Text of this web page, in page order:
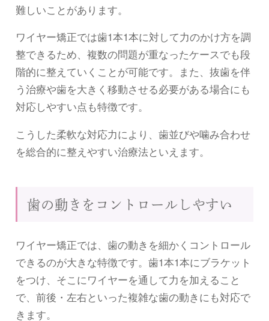
難しいことがあります。
ワイヤー矯正では歯1本1本に対して力のかけ方を調
整できるため、複数の問題が重なったケースでも段
階的に整えていくことが可能です。また、抜歯を伴
う治療や歯を大きく移動させる必要がある場合にも
対応しやすい点も特徴です。
こうした柔軟な対応力により、歯並びや噛み合わせ
を総合的に整えやすい治療法といえます。
歯の動きをコントロールしやすい
ワイヤー矯正では、歯の動きを細かくコントロール
できるのが大きな特徴です。歯1本1本にブラケット
をつけ、そこにワイヤーを通して力を加えること
で、前後・左右といった複雑な歯の動きにも対応で
きます。